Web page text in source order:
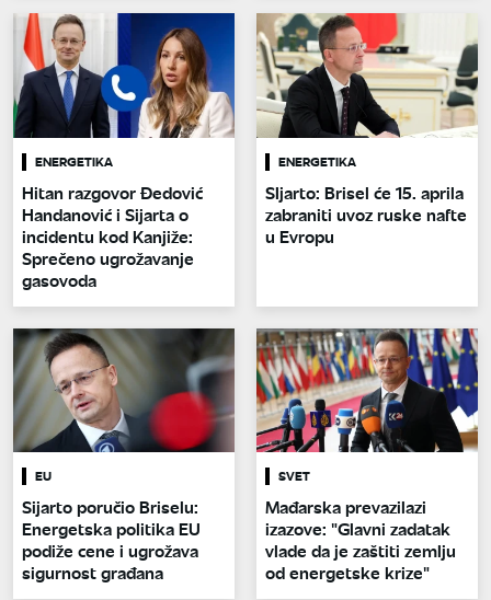
ENERGETIKA
Hitan razgovor Đedović
Handanović i Sijarta o
incidentu kod Kanjiže:
Sprečeno ugrožavanje
gasovoda
ENERGETIKA
SIjarto: Brisel će 15. aprila
zabraniti uvoz ruske nafte
u Evropu
EU
Sijarto poručio Briselu:
Energetska politika EU
podiže cene i ugrožava
sigurnost građana
SVET
Mađarska prevazilazi
izazove: "Glavni zadatak
vlade da je zaštiti zemlju
od energetske krize"